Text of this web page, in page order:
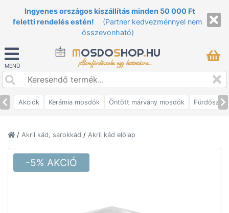
Ingyenes országos kiszállítás minden 50 000 Ft
feletti rendelés estén!
(Partner kedvezménnyel nem
összevonható)
MENÜ
MOSDOSHOP.HU
Álomfürdőszoba egy kattintásra...
Akciók Kerámia mosdók Öntött márvány mosdók
/ Akril kád, sarokkád / Akril kád előlap
-5% AKCIÓ